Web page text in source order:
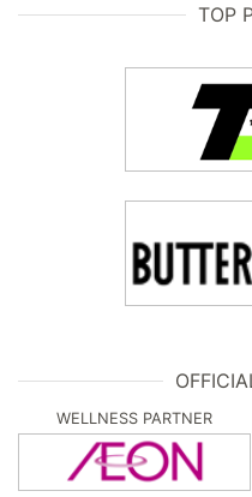
TOP
WELLNESS PARTNER